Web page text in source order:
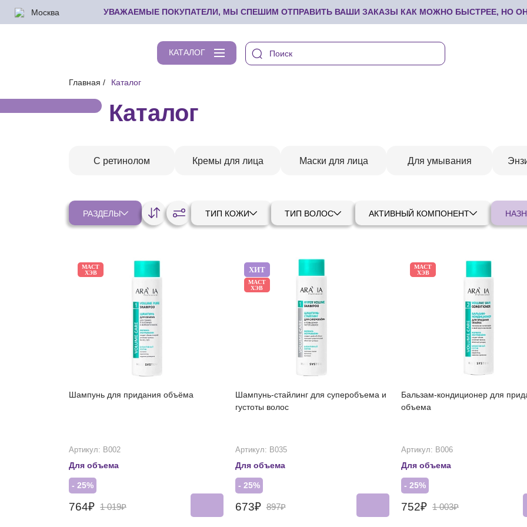
УВАЖАЕМЫЕ ПОКУПАТЕЛИ, МЫ СПЕШИМ ОТПРАВИТЬ ВАШИ ЗАКАЗЫ КАК МОЖНО БЫСТРЕЕ, НО
Москва
КАТАЛОГ
Главная Каталог
Каталог
С ретинолом Кремы для лица Маски для лица Для умывания
РАЗДЕЛЫ ТИП КОЖИ ТИП ВОЛОС АКТИВНЫЙ КОМПОНЕНТ
МАСТ
ХЭВ
Шампунь для придания объёма
Артикул: В002
Для объема
- 25%
764₽ 1 019₽
ХИТ
МАСТ
ХЭВ
Шампунь-стайлинг для суперобъема и
густоты волос
Артикул: В035
Для объема
- 25%
673₽ 897₽
МАСТ
ХЭВ
Бальзам-кондиционер для
объема
Артикул: В006
Для объема
- 25%
752₽ 1 003₽